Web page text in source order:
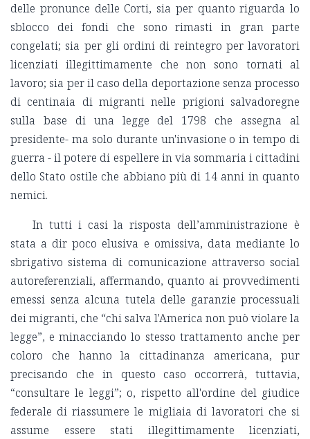
delle pronunce delle Corti, sia per quanto riguarda lo
sblocco dei fondi che sono rimasti in gran parte
congelati; sia per gli ordini di reintegro per lavoratori
licenziati illegittimamente che non sono tornati al
lavoro; sia per il caso della deportazione senza processo
di centinaia di migranti nelle prigioni salvadoregne
sulla base di una legge del 1798 che assegna al
presidente- ma solo durante un'invasione o in tempo di
guerra - il potere di espellere in via sommaria i cittadini
dello Stato ostile che abbiano più di 14 anni in quanto
nemici.
In tutti i casi la risposta dell’amministrazione è
stata a dir poco elusiva e omissiva, data mediante lo
sbrigativo sistema di comunicazione attraverso social
autoreferenziali, affermando, quanto ai provvedimenti
emessi senza alcuna tutela delle garanzie processuali
dei migranti, che “chi salva l'America non può violare la
legge”, e minacciando lo stesso trattamento anche per
coloro che hanno la cittadinanza americana, pur
precisando che in questo caso occorrerà, tuttavia,
“consultare le leggi”; o, rispetto all'ordine del giudice
federale di riassumere le migliaia di lavoratori che si
assume essere stati illegittimamente licenziati,